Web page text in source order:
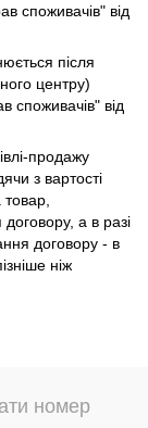
споживачів" від
після
центру)
споживачів" від
продажу
з вартості
товар,
а в разі
договору - в
ніж
номер